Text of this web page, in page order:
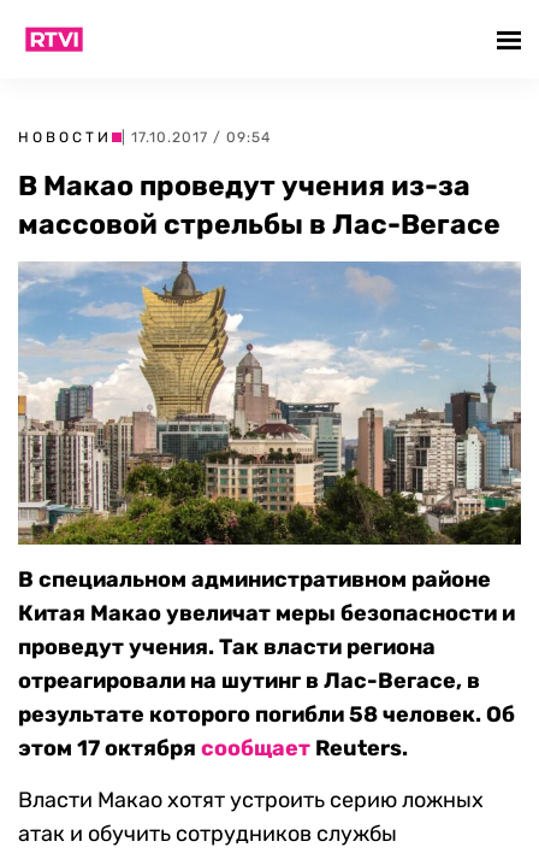
НОВОСТИ | 17.10.2017 / 09:54
В Макао проведут учения из-за
массовой стрельбы в Лас-Вегасе
В специальном административном районе
Китая Макао увеличат меры безопасности и
проведут учения. Так власти региона
отреагировали на шутинг в Лас-Вегасе, в
результате которого погибли 58 человек. Об
этом 17 октября сообщает Reuters.
Власти Макао хотят устроить серию ложных
атак и обучить сотрудников службы